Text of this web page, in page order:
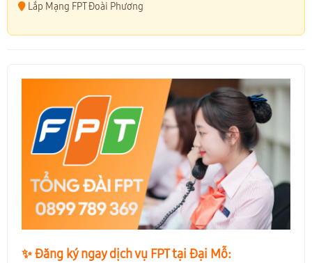
Lắp Mạng FPT Đoài Phương
✨️ Đăng ký ngay dịch vụ FPT tại Đại Mỗ: